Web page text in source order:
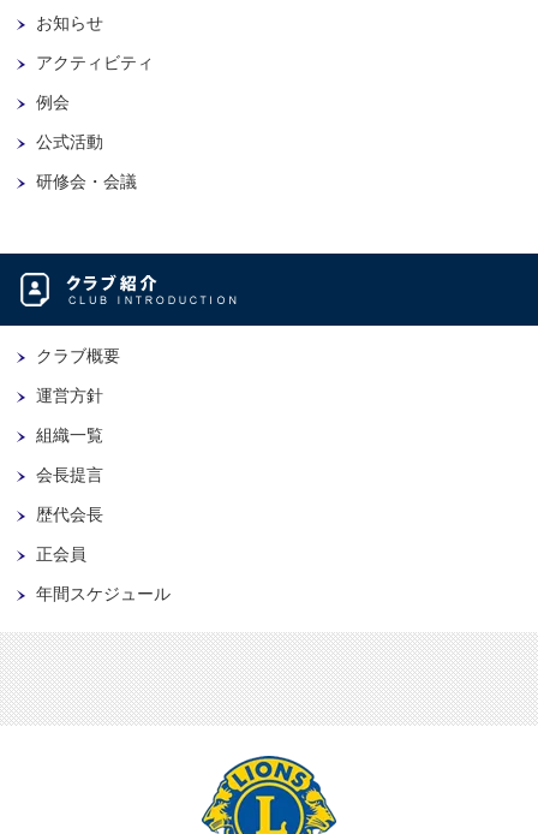
お知らせ
アクティビティ
例会
公式活動
研修会・会議
クラブ概要
運営方針
組織一覧
会長提言
歴代会長
正会員
年間スケジュール